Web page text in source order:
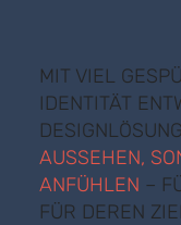
MIT VIEL
IDENTITÄT
AUSSEHEN,
ANFÜHLEN –
FÜR DEREN